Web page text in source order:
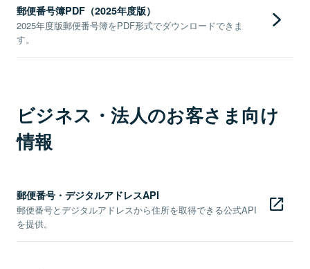
郵便番号簿PDF（2025年度版）
2025年度版郵便番号簿をPDF形式でダウンロードできま
す。
ビジネス・法人のお客さま向け
情報
郵便番号・デジタルアドレスAPI
郵便番号とデジタルアドレスから住所を取得できる公式API
を提供。